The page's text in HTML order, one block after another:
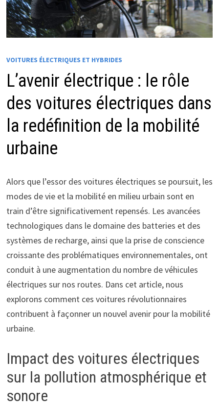
VOITURES ÉLECTRIQUES ET HYBRIDES
L’avenir électrique : le rôle
des voitures électriques dans
la redéfinition de la mobilité
urbaine
Alors que l’essor des voitures électriques se poursuit, les
modes de vie et la mobilité en milieu urbain sont en
train d’être significativement repensés. Les avancées
technologiques dans le domaine des batteries et des
systèmes de recharge, ainsi que la prise de conscience
croissante des problématiques environnementales, ont
conduit à une augmentation du nombre de véhicules
électriques sur nos routes. Dans cet article, nous
explorons comment ces voitures révolutionnaires
contribuent à façonner un nouvel avenir pour la mobilité
urbaine.
Impact des voitures électriques
sur la pollution atmosphérique et
sonore